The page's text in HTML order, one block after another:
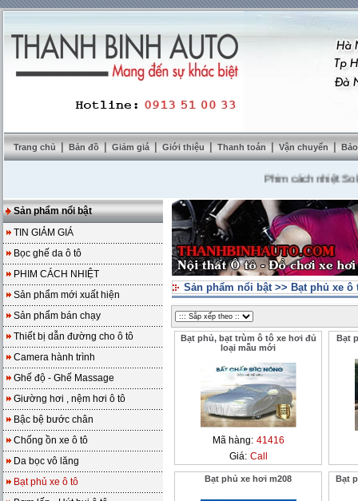
Trang chủ | Bản đồ | Giảm giá | Giới thiệu | Thanh toán | Vận chuyển |
Phim cách nhiệt
Sản phẩm nổi bật
TIN GIẢM GIÁ
Bọc ghế da ô tô
PHIM CÁCH NHIỆT
Sản phẩm mới xuất hiện
Sản phẩm bán chạy
Thiết bị dẫn đường cho ô tô
Camera hành trình
Ghế độ - Ghế Massage
Giường hơi , nệm hơi ô tô
Bậc bệ bước chân
Chống ồn xe ô tô
Da bọc vô lăng
Bạt phủ xe ô tô
Sản phẩm nổi bật>> Bạt phủ xe ô
Bạt phủ, bạt trùm ô tô xe hơi đủ
loại mẫu mới
Mã hàng: 41416
Giá: Call
Bạt
Bạt phủ xe hơi m208 Bạt